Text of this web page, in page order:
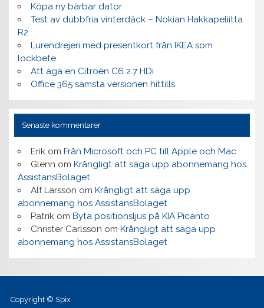
Köpa ny bärbar dator
Test av dubbfria vinterdäck – Nokian Hakkapeliitta
R2
Lurendrejeri med presentkort från IKEA som
lockbete
Att äga en Citroën C6 2.7 HDi
Office 365 sämsta versionen hittills
Senaste kommentarer
Erikom Från Microsoft och PC till Apple och Mac
Glenn om Krångligt att säga upp abonnemang hos
AssistansBolaget
Alf Larsson om Krångligt att säga upp
abonnemang hos AssistansBolaget
Patrikom Byta positionsljus på KIA Picanto
Christer Carlsson om Krångligt att säga upp
abonnemang hos AssistansBolaget
Copyright © Spix